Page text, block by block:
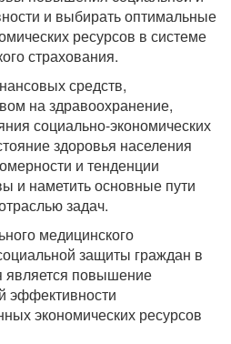
и выбирать оптимальные
ресурсов в системе
страхования.
средств,
на здравоохранение,
социально-экономических
здоровья населения
и тенденции
и наметить основные пути
задач.
медицинского
защиты граждан в
является повышение
эффективности
экономических ресурсов